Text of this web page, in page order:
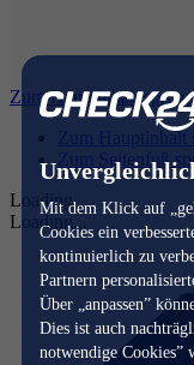
Mit dem Klick auf
Cookies ein
kontinuierlich zu
Partnern
Über „anpassen”
Dies ist auch
notwendige Cookies”
Zum Hauptinhalt
Zum Hauptinhalt
Zum Seitenfuß
Loading...
Loading...